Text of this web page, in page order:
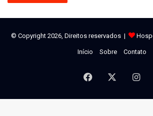
© Copyright 2026, Direitos reservados |
Início Sobre Contato
Facebook